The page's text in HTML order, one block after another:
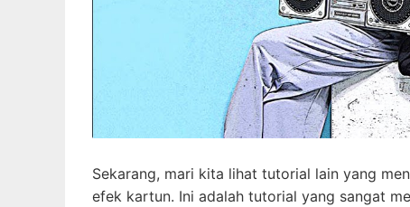
Sekarang, mari kita lihat tutorial lain yang
efek kartun. Ini adalah tutorial yang sangat